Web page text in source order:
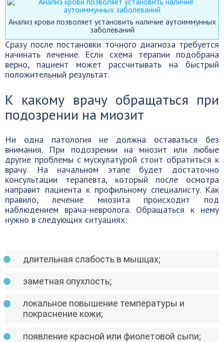
Анализ крови позволяет установить наличие аутоиммунных
заболеваний
Сразу после постановки точного диагноза требуется
начинать лечение. Если схема терапии подобрана
верно, пациент может рассчитывать на быстрый
положительный результат.
К какому врачу обращаться при
подозрении на миозит
Ни одна патология не должна оставаться без
внимания. При подозрении на миозит или любые
другие проблемы с мускулатурой стоит обратиться к
врачу. На начальном этапе будет достаточно
консультации терапевта, который после осмотра
направит пациента к профильному специалисту. Как
правило, лечение миозита происходит под
наблюдением врача-невролога. Обращаться к нему
нужно в следующих ситуациях:
длительная слабость в мышцах;
заметная опухлость;
локальное повышение температуры и
покраснение кожи;
появление красной или фиолетовой сыпи;